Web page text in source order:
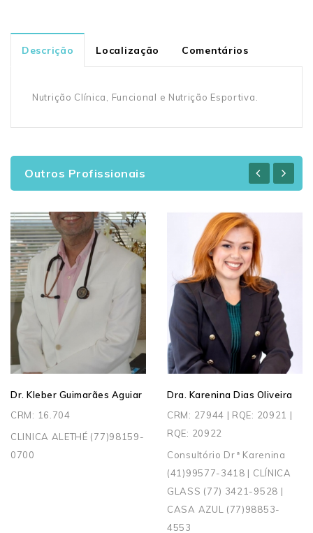
Descrição Localização Comentários
Nutrição Clínica, Funcional e Nutrição Esportiva.
Outros Profissionais
Dr. Kleber Guimarães Aguiar
CRM: 16.704
CLINICA ALETHÉ (77)98159-
0700
Dra. Karenina Dias Oliveira
CRM: 27944 | RQE: 20921 |
RQE: 20922
Consultório Drª Karenina
(41)99577-3418 | CLÍNICA
GLASS (77) 3421-9528 |
CASA AZUL (77)98853-
4553